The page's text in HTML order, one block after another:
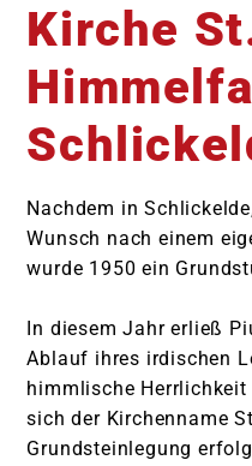
Kirche St.
Kapelle im St.
Pfarrkirche St.
Kirche
Nachdem in
Wunsch nach einem
wurde 1950 ein
In diesem Jahr erließ
Ablauf ihres irdischen
himmlische
sich der Kirchenname
Grundsteinlegung